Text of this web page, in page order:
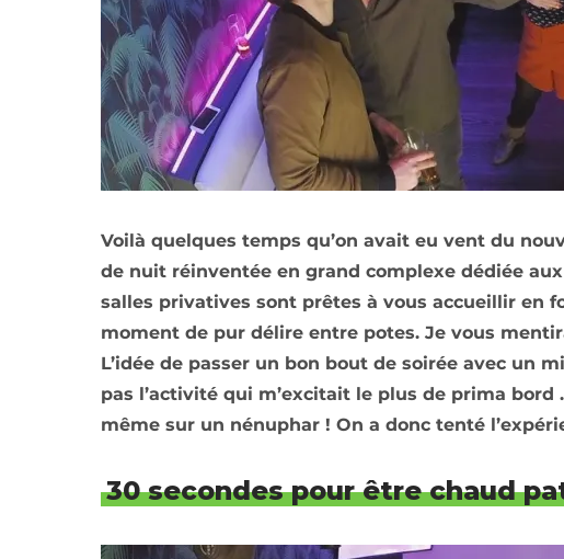
Voilà quelques temps qu’on avait eu vent du
de nuit réinventée en grand complexe dédiée
salles privatives sont prêtes à vous accueillir en
moment de pur délire entre potes. Je vous
L’idée de passer un bon bout de soirée avec un
pas l’activité qui m’excitait le plus de prima
même sur un nénuphar ! On a donc tenté
30 secondes pour être chaud